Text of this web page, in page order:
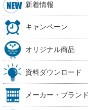
新着情報
キャンペーン
オリジナル商品
資料ダウンロード
メーカー・ブランド